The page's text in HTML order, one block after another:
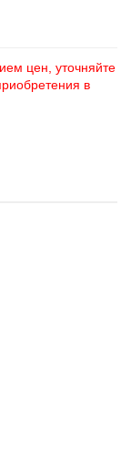
цен, уточняйте
в